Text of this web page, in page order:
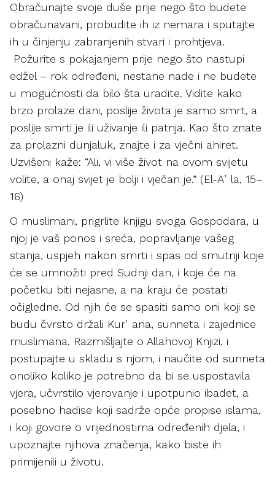
Obračunajte svoje duše prije nego što budete
obračunavani, probudite ih iz nemara i sputajte
ih u činjenju zabranjenih stvari i prohtjeva.
Požurite s pokajanjem prije nego što nastupi
edžel – rok određeni, nestane nade i ne budete
u mogućnosti da bilo šta uradite. Vidite kako
brzo prolaze dani, poslije života je samo smrt, a
poslije smrti je ili uživanje ili patnja. Kao što znate
za prolazni dunjaluk, znajte i za vječni ahiret.
Uzvišeni kaže: “Ali, vi više život na ovom svijetu
volite, a onaj svijet je bolji i vječan je.” (El-Aʼla, 15–
16)
O muslimani, prigrlite knjigu svoga Gospodara, u
njoj je vaš ponos i sreća, popravljanje vašeg
stanja, uspjeh nakon smrti i spas od smutnji koje
će se umnožiti pred Sudnji dan, i koje će na
početku biti nejasne, a na kraju će postati
očigledne. Od njih će se spasiti samo oni koji se
budu čvrsto držali Kurʼana, sunneta i zajednice
muslimana. Razmišljajte o Allahovoj Knjizi, i
postupajte u skladu s njom, i naučite od sunneta
onoliko koliko je potrebno da bi se uspostavila
vjera, učvrstilo vjerovanje i upotpunio ibadet, a
posebno hadise koji sadrže opće propise islama,
i koji govore o vrijednostima određenih djela, i
upoznajte njihova značenja, kako biste ih
primijenili u životu.